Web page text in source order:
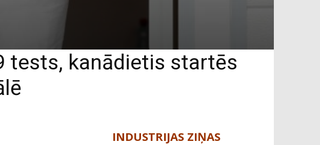
tests, kanādietis startēs
INDUSTRIJAS ZIŅAS